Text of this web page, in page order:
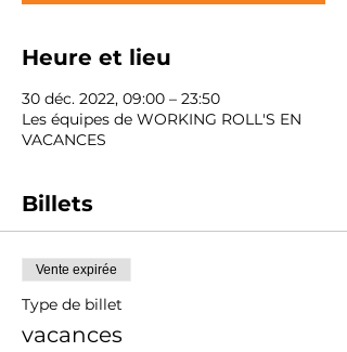
Heure et lieu
30 déc. 2022, 09:00 – 23:50
Les équipes de WORKING ROLL'S EN
VACANCES
Billets
Vente expirée
Type de billet
vacances